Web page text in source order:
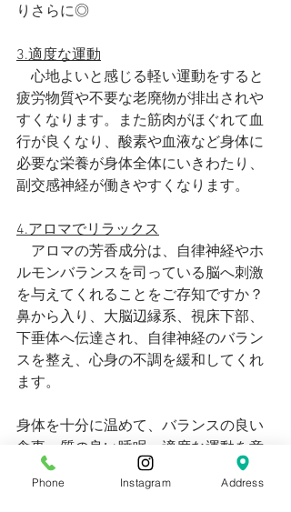
りさらに◎
3.適度な運動
心地よいと感じる軽い運動をすると
疲労物質や不要な老廃物が排出されや
すくなります。また筋肉がほぐれて血
行が良くなり、酸素や血液など身体に
必要な栄養が身体全体にいきわたり、
副交感神経が働きやすくなります。
4.アロマでリラックス
アロマの芳香成分は、自律神経やホ
ルモンバランスを司っている脳へ刺激
を与えてくれることをご存知ですか？
鼻から入り、大脳辺縁系、視床下部、
下垂体へ伝達され、自律神経のバラン
スを整え、心身の不調を緩和してくれ
ます。
身体を十分に温めて、バランスの良い
食事、質の良い睡眠、適度な運動を意
識してみてください。やり過ぎは逆効
果となります。リラックスし、自律神
Phone Instagram Address